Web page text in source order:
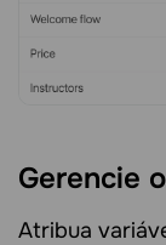
Gerencie
Atribua